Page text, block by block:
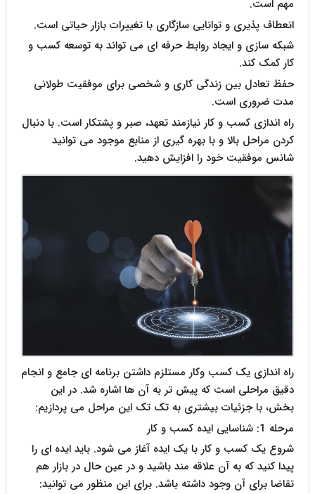
مهم است.
انعطاف پذیری و توانایی سازگاری با تغییرات بازار حیاتی است.
شبکه سازی و ایجاد روابط حرفه ای می تواند به توسعه کسب و
کار کمک کند.
حفظ تعادل بین زندگی کاری و شخصی برای موفقیت طولانی
مدت ضروری است.
راه اندازی کسب و کار نیازمند تعهد، صبر و پشتکار است. با دنبال
کردن مراحل بالا و با بهره گیری از منابع موجود می توانید
شانس موفقیت خود را افزایش دهید.
راه اندازی یک کسب وکار مستلزم داشتن برنامه ای جامع و انجام
دقیق مراحلی است که پیش تر به آن ها اشاره شد. در این
بخش، با جزئیات بیشتری به تک تک این مراحل می پردازیم:
مرحله 1: شناسایی ایده کسب و کار
شروع یک کسب و کار با یک ایده آغاز می شود. باید ایده ای را
پیدا کنید که به آن علاقه مند باشید و در عین حال در بازار هم
تقاضا برای آن وجود داشته باشد. برای این منظور می توانید: